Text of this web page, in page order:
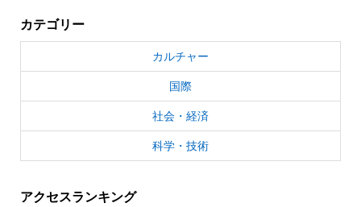
カテゴリー
カルチャー
国際
社会・経済
科学・技術
アクセスランキング